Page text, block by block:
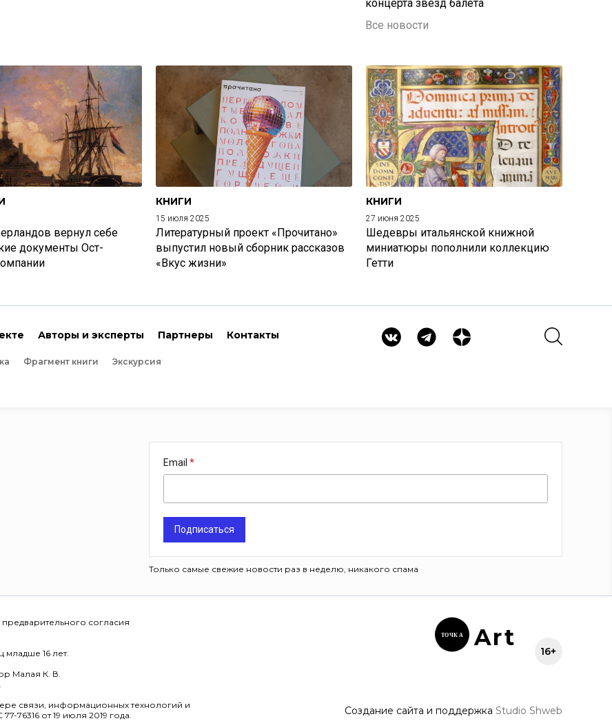
концерта звезд балета
Все новости
вернул себе
документы Ост-
КНИГИ
15 июля 2025
Литературный проект «Прочитано»
выпустил новый сборник рассказов
«Вкус жизни»
КНИГИ
27 июня 2025
Шедевры итальянской книжной
миниатюры пополнили коллекцию
Гетти
Авторы и эксперты Партнеры Контакты
Фрагмент книги Экскурсия
Email
Подписаться
Только самые свежие новости раз в неделю, никакого спама
согласия
младше 16 лет.
Малая К. В.
.
связи, информационных технологий и
76316 от 19 июля 2019 года.
ТОЧК А Art
16+
Создание сайта и поддержка Studio Shweb